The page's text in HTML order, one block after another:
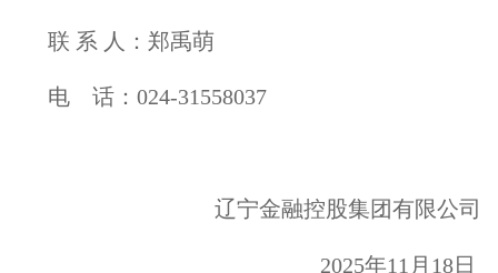
联 系 人：郑禹萌
电 话：024-31558037
辽宁金融控股集团有限公司
2025年11月18日